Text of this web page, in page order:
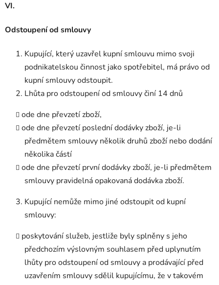
VI.
Odstoupení od smlouvy
Kupující, který uzavřel kupní smlouvu mimo svoji
podnikatelskou činnost jako spotřebitel, má právo od
kupní smlouvy odstoupit.
Lhůta pro odstoupení od smlouvy činí 14 dnů
ode dne převzetí zboží,
ode dne převzetí poslední dodávky zboží, je-li
předmětem smlouvy několik druhů zboží nebo dodání
několika částí
ode dne převzetí první dodávky zboží, je-li předmětem
smlouvy pravidelná opakovaná dodávka zboží.
Kupující nemůže mimo jiné odstoupit od kupní
smlouvy:
poskytování služeb, jestliže byly splněny s jeho
předchozím výslovným souhlasem před uplynutím
lhůty pro odstoupení od smlouvy a prodávající před
uzavřením smlouvy sdělil kupujícímu, že v takovém